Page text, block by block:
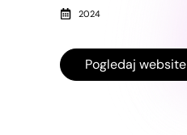
2024
Pogledaj website